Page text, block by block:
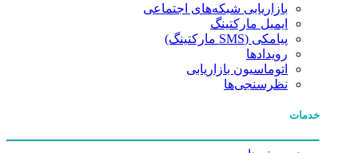
بازاریابی شبکه‌های اجتماعی
ایمیل مارکتینگ
پیامکی (SMS مارکتینگ)
رویدادها
اتوماسیون بازاریابی
نظرسنجی‌ها
خدمات